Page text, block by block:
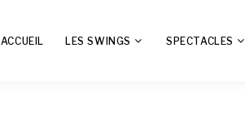
ACCUEIL LES SWINGS SPECTACLES